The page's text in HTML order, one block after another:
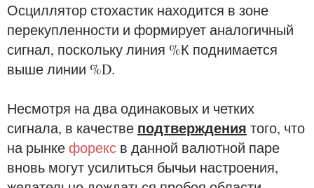
Осциллятор стохастик находится в зоне
перекупленности и формирует аналогичный
сигнал, поскольку линия %К поднимается
выше линии %D.
Несмотря на два одинаковых и четких
сигнала, в качестве подтверждения того, что
на рынкефорекс в данной валютной паре
вновь могут усилиться бычьи настроения,